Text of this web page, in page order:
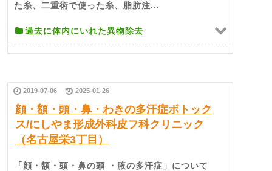
た糸、二重術で使った糸、脂肪注...
過去に体内にいれた異物除去
2019-07-06 2025-01-26
顔・額・頭・鼻・わきの多汗症ボトック
ス/にしやま形成外科皮フ科クリニック
（名古屋栄3丁目）
「顔・額・頭・鼻の頭 ・腋の多汗症」について